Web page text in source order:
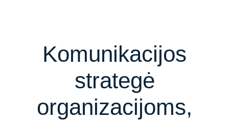
Komunikacijos
strategė
organizacijoms,